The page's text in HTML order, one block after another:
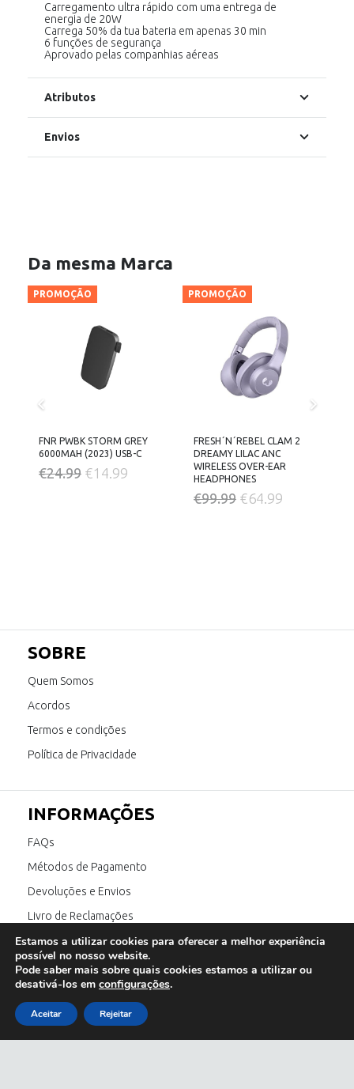
Carregamento ultra rápido com uma entrega de
energia de 20W
Carrega 50% da tua bateria em apenas 30 min
6 funções de segurança
Aprovado pelas companhias aéreas
Atributos
Envios
Da mesma Marca
PROMOÇÃO
FNR PWBK STORM GREY
6000MAH (2023) USB-C
€24.99 O
€14.99
PROMOÇÃO
FRESH´N´REBEL CLAM 2
DREAMY LILAC ANC
WIRELESS OVER-EAR
HEADPHONES
€99.99 O
€64.99
SOBRE
Quem Somos
Acordos
Termos e condições
Política de Privacidade
INFORMAÇÕES
FAQs
Métodos de Pagamento
Devoluções e Envios
Livro de Reclamações
Canal de Denúncia
SIGA-NOS
Estamos a utilizar cookies para oferecer a melhor experiência
possível no nosso website.
Pode saber mais sobre quais cookies estamos a utilizar ou
desativá-los em configurações.
Aceitar Rejeitar